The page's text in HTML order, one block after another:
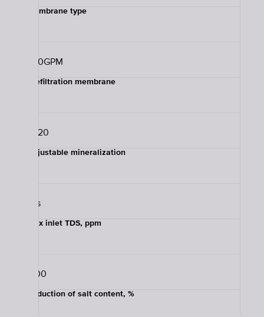
Membrane type
600GPM
Prefiltration membrane
B520
Adjustable mineralization
Yes
Max inlet TDS, ppm
1500
Reduction of salt content, %